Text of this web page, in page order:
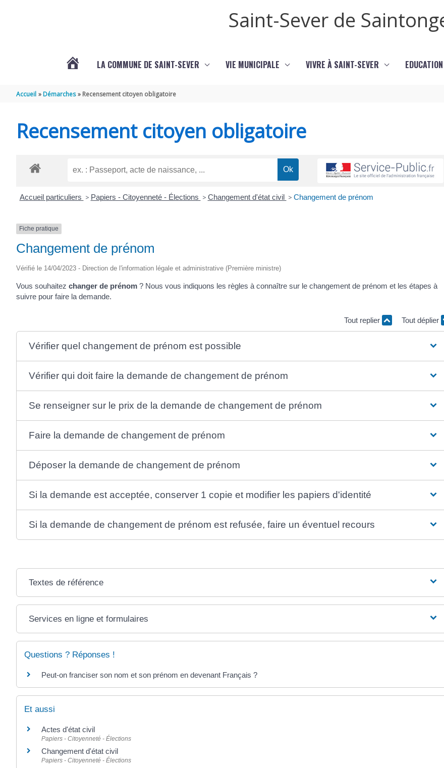
Saint-Sever de
SAINTONGE
LA COMMUNE DE SAINT-SEVER VIE MUNICIPALE VIVRE À SAINT-SEVER EDUCATION
Accueil Démarches Recensement citoyen obligatoire
Recensement citoyen obligatoire
Accueil particuliers > Papiers - Citoyenneté - Élections > Changement d'état civil > Changement de prénom
Fiche pratique
Changement de prénom
Vérifié le 14/04/2023 - Direction de l'information légale et administrative (Première ministre)
Vous souhaitez changer de prénom ? Nous vous indiquons les règles à connaître sur le changement de prénom et les étapes à
suivre pour faire la demande.
Tout replier Tout déplier
Vérifier quel changement de prénom est possible
Vérifier qui doit faire la demande de changement de prénom
Se renseigner sur le prix de la demande de changement de prénom
Faire la demande de changement de prénom
Déposer la demande de changement de prénom
Si la demande est acceptée, conserver 1 copie et modifier les papiers d'identité
Si la demande de changement de prénom est refusée, faire un éventuel recours
Textes de référence
Services en ligne et formulaires
Questions ? Réponses !
Peut-on franciser son nom et son prénom en devenant Français ?
Et aussi
Actes d'état civil
Papiers - Citoyenneté - Élections
Changement d'état civil
Papiers - Citoyenneté - Élections